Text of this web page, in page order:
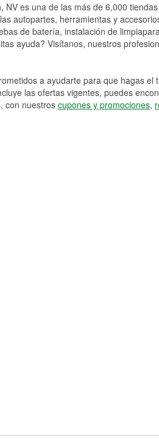
, NV es una de las más de 6,000
autopartes, herramientas y
de batería, instalación de
ayuda? Visítanos, nuestros
a ayudarte para que hagas
las ofertas vigentes, puedes
con nuestros cupones y promociones,